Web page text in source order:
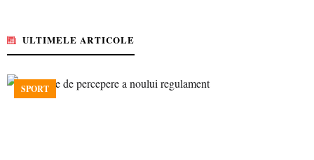
ULTIMELE ARTICOLE
SPORT